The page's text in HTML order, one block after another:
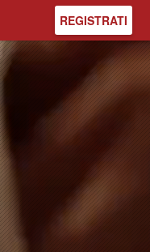
REGISTRATI